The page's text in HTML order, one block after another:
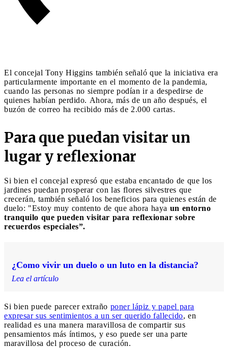
El concejal Tony Higgins también señaló que la iniciativa era
particularmente importante en el momento de la pandemia,
cuando las personas no siempre podían ir a despedirse de
quienes habían perdido. Ahora, más de un año después, el
buzón de correo ha recibido más de 2.000 cartas.
Para que puedan visitar un
lugar y reflexionar
Si bien el concejal expresó que estaba encantado de que los
jardines puedan prosperar con las flores silvestres que
crecerán, también señaló los beneficios para quienes están de
duelo: "Estoy muy contento de que ahora haya un entorno
tranquilo que pueden visitar para reflexionar sobre
recuerdos especiales”.
¿Como vivir un duelo o un luto en la distancia?
Lea el artículo
Si bien puede parecer extraño poner lápiz y papel para
expresar sus sentimientos a un ser querido fallecido, en
realidad es una manera maravillosa de compartir sus
pensamientos más íntimos, y eso puede ser una parte
maravillosa del proceso de curación.